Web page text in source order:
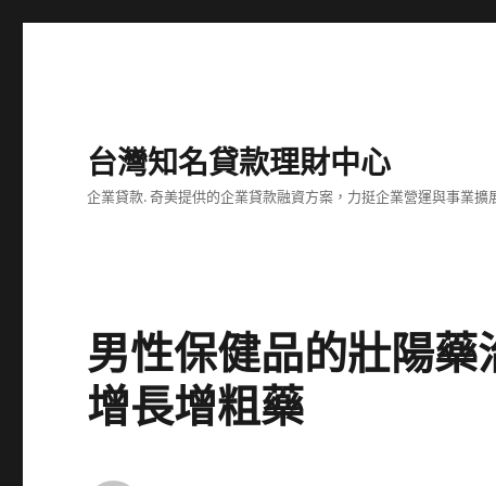
台灣知名貸款理財中心
企業貸款. 奇美提供的企業貸款融資方案，力挺企業營運與事業
男性保健品的壯陽
增長增粗藥